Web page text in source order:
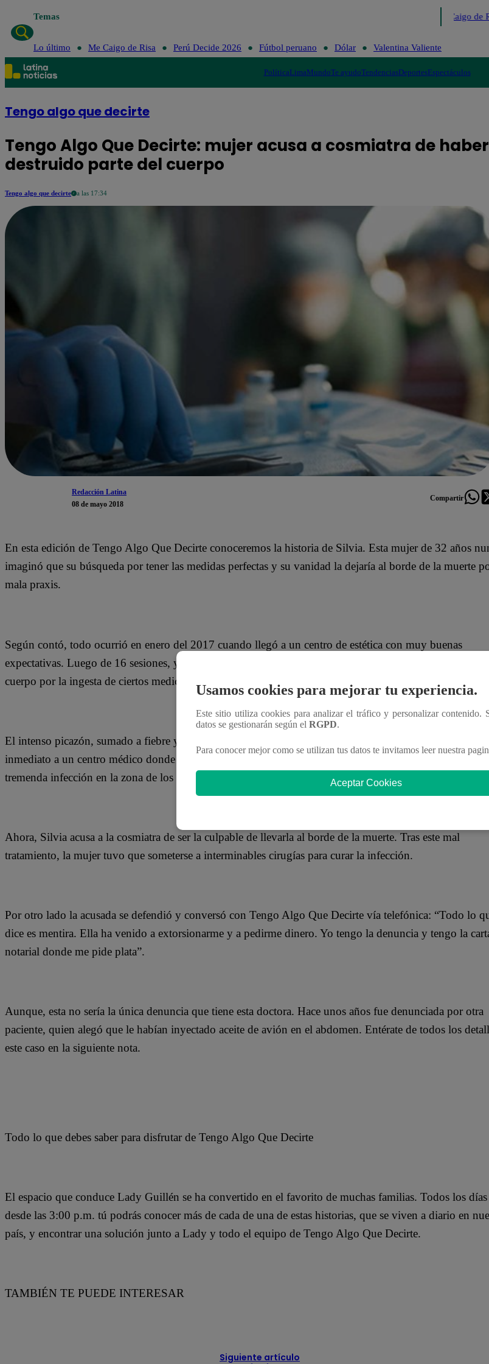
Temas Me Caigo de
Lo último Me Caigo de Risa Perú Decide 2026 Fútbol peruano Dólar Valentina Valiente
PolíticaLimaMundoTe ayudoTendenciasDeportesEspectáculos
Tengo algo que decirte
Tengo Algo Que Decirte: mujer acusa a cosmiatra de
destruido parte del cuerpo
Tengo algo que decirte a las 17:34
Redacción Latina
08 de mayo 2018
Compartir
En esta edición de Tengo Algo Que Decirte conoceremos la historia de Silvia. Esta mujer de 32 años
imaginó que su búsqueda por tener las medidas perfectas y su vanidad la dejaría al borde de la muerte
mala praxis.
Según contó, todo ocurrió en enero del 2017 cuando llegó a un centro de estética con muy buenas
expectativas. Luego de 16 sesiones, y lejos de conseguir buenos resultados, comenzó a sentir reacciones
cuerpo por la ingesta de ciertos medicamentos.
El intenso picazón, sumado a fiebre y ardor la obligaron a volver a buscar a la cosmiatra, quien la llevó
inmediato a un centro médico donde se reveló que las inyecciones de los medicamentos generaron una
tremenda infección en la zona de los glúteos.
Ahora, Silvia acusa a la cosmiatra de ser la culpable de llevarla al borde de la muerte. Tras este mal
tratamiento, la mujer tuvo que someterse a interminables cirugías para curar la infección.
Por otro lado la acusada se defendió y conversó con Tengo Algo Que Decirte vía telefónica: “Todo lo
dice es mentira. Ella ha venido a extorsionarme y a pedirme dinero. Yo tengo la denuncia y tengo la
notarial donde me pide plata”.
Aunque, esta no sería la única denuncia que tiene esta doctora. Hace unos años fue denunciada por otra
paciente, quien alegó que le habían inyectado aceite de avión en el abdomen. Entérate de todos los
este caso en la siguiente nota.
Todo lo que debes saber para disfrutar de Tengo Algo Que Decirte
El espacio que conduce Lady Guillén se ha convertido en el favorito de muchas familias. Todos los días
desde las 3:00 p.m. tú podrás conocer más de cada de una de estas historias, que se viven a diario en
país, y encontrar una solución junto a Lady y todo el equipo de Tengo Algo Que Decirte.
TAMBIÉN TE PUEDE INTERESAR
Siguiente artículo
Usamos cookies para mejorar tu experiencia.
Este sitio utiliza cookies para analizar el tráfico y personalizar contenido.
datos se gestionarán según el RGPD.
Para conocer mejor como se utilizan tus datos te invitamos leer nuestra
Aceptar Cookies